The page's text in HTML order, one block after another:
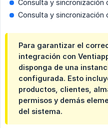
Consulta y sincronización
Consulta y sincronización
Para garantizar el
integración con
disponga de una
configurada. Esto
productos, clientes,
permisos y demás
del sistema.